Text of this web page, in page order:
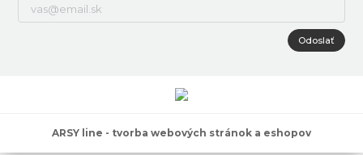
Odoslať
ARSY line - tvorba webových stránok a eshopov